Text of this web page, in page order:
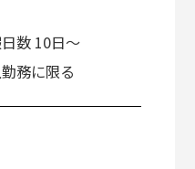
数 10日～
務に限る